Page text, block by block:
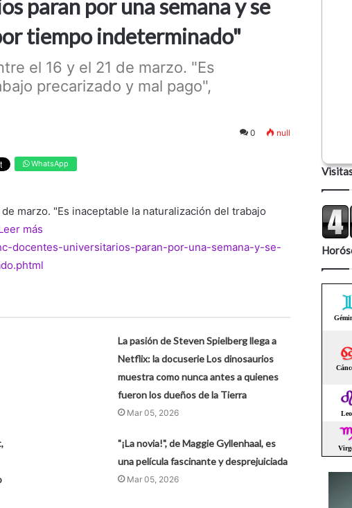
paran por una semana y se
tiempo indeterminado"
el 16 y el 21 de marzo. "Es
precarizado y mal pago",
0 null
WhatsApp
marzo. "Es inaceptable la naturalización del trabajo
más
docentes-universitarios-paran-por-una-semana-y-se-
La pasión de Steven Spielberg llega a
Netflix: la docuserie Los dinosaurios
muestra como nunca antes a quienes
fueron los dueños de la Tierra
Mar 05, 2026
"¡La novia!", de Maggie Gyllenhaal, es
una película fascinante y desprejuiciada
Mar 05, 2026